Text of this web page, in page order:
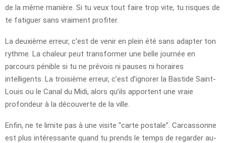
de la même manière. Si tu veux tout faire trop vite, tu risques de
te fatiguer sans vraiment profiter.
La deuxième erreur, c’est de venir en plein été sans adapter ton
rythme. La chaleur peut transformer une belle journée en
parcours pénible si tu ne prévois ni pauses ni horaires
intelligents. La troisième erreur, c’est d’ignorer la Bastide Saint-
Louis ou le Canal du Midi, alors qu’ils apportent une vraie
profondeur à la découverte de la ville.
Enfin, ne te limite pas à une visite “carte postale”. Carcassonne
est plus intéressante quand tu prends le temps de regarder au-